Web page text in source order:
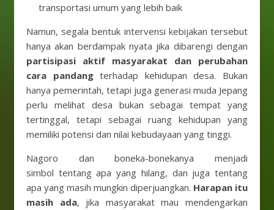
transportasi umum yang lebih baik
Namun, segala bentuk intervensi kebijakan tersebut
hanya akan berdampak nyata jika dibarengi dengan
partisipasi aktif masyarakat dan perubahan
cara pandangterhadap kehidupan desa. Bukan
hanya pemerintah, tetapi juga generasi muda Jepang
perlu melihat desa bukan sebagai tempat yang
tertinggal, tetapi sebagai ruang kehidupan yang
memiliki potensi dan nilai kebudayaan yang tinggi.
Nagoro dan boneka-bonekanya menjadi
simbol tentang apa yang hilang, dan juga tentang
apa yang masih mungkin diperjuangkan. Harapan itu
masih ada, jika masyarakat mau mendengarkan